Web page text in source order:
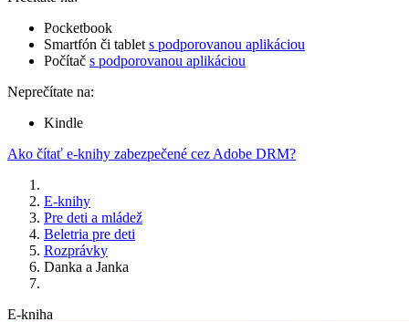
Pocketbook
Smartfón či tablet s podporovanou aplikáciou
Počítač s podporovanou aplikáciou
Neprečítate na:
Kindle
Ako čítať e-knihy zabezpečené cez Adobe DRM?
E-knihy
Pre deti a mládež
Beletria pre deti
Rozprávky
Danka a Janka
E-kniha